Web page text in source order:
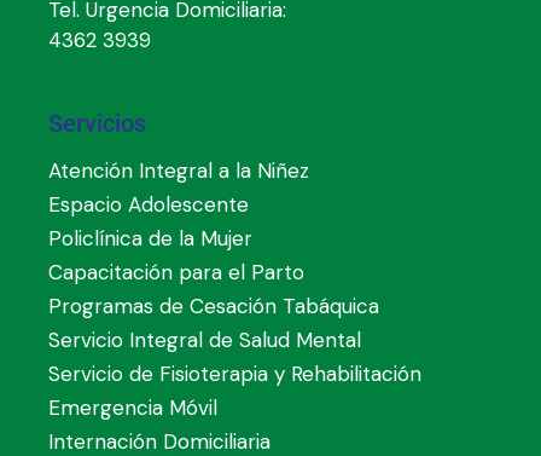
Tel. Urgencia Domiciliaria:
4362 3939
Servicios
Atención Integral a la Niñez
Espacio Adolescente
Policlínica de la Mujer
Capacitación para el Parto
Programas de Cesación Tabáquica
Servicio Integral de Salud Mental
Servicio de Fisioterapia y Rehabilitación
Emergencia Móvil
Internación Domiciliaria